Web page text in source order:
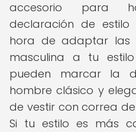
accesorio para
declaración de
hora de adaptar las
masculina a tu
pueden marcar la
hombre clásico y
de vestir con correa
Si tu estilo es más